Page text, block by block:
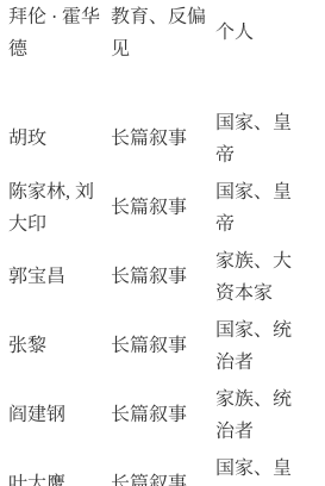
拜伦 · 霍华
德
教育、反偏
见
个人
胡玫 长篇叙事
国家、皇
帝
陈家林, 刘
大印
长篇叙事
国家、皇
帝
郭宝昌 长篇叙事
家族、大
资本家
张黎 长篇叙事
国家、统
治者
阎建钢 长篇叙事
家族、统
治者
国家、皇